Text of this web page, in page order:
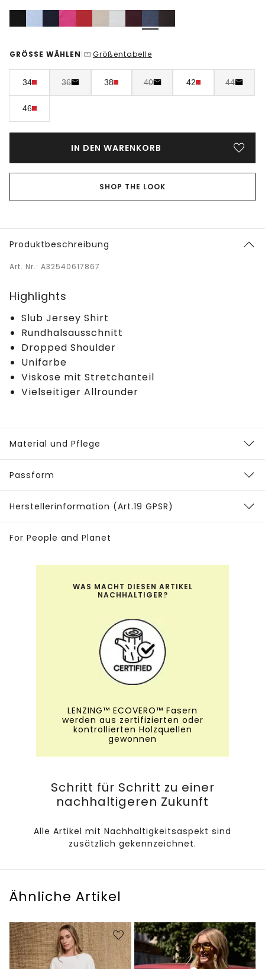
GRÖSSE WÄHLEN | Größentabelle
34 36 38 40 42 44
46
IN DEN WARENKORB
SHOP THE LOOK
Produktbeschreibung
Art. Nr.: A32540617867
Highlights
Slub Jersey Shirt
Rundhalsausschnitt
Dropped Shoulder
Unifarbe
Viskose mit Stretchanteil
Vielseitiger Allrounder
Material und Pflege
Passform
Herstellerinformation (Art.19 GPSR)
For People and Planet
WAS MACHT DIESEN ARTIKEL
NACHHALTIGER?
LENZING™ ECOVERO™ Fasern
werden aus zertifizierten oder
kontrollierten Holzquellen
gewonnen
Schritt für Schritt zu einer
nachhaltigeren Zukunft
Alle Artikel mit Nachhaltigkeitsaspekt sind
zusätzlich gekennzeichnet.
Ähnliche Artikel